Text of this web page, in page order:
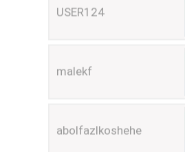
malekf
abolfazlkoshehe
abolfazlkoshehe